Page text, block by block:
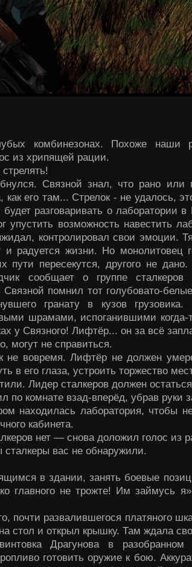
комбинезонах. Похоже наши
из хрипящей рации.
Связной знал, что рано или
как его там... Стрелок - не удалось,
разговаривать о лаборатории
возможность навестить
контролировал свои эмоции.
радуется жизни. Но монолитовец
пересекутся, другого не дано.
сообщает о группе сталкеров
помнил тот голубовато-
гранату в кузов грузовика.
шрамами, испоганившими когда-
у Связного! Лифтёр... он за всё
могут не справиться.
не вовремя. Лифтёр не должен
в его глаза, устроить торжество
Лидер сталкеров должен
по комнате взад-вперёд, убрав руки
находилась лаборатория, чтобы
кабинета.
нет — снова доложил голос из
сталкеры вас не обнаружили.
в здании, занять боевые
главного не трожте! Им займусь
почти развалившегося платяного
стол и открыл крышку. Там ждала
Драгунова в разобранном
готовить оружие к бою.